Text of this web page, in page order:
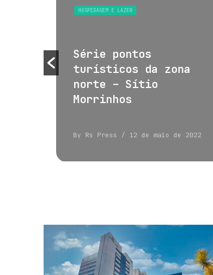
HOSPEDAGEM E LAZER
Série pontos
turísticos da zona
norte – Sítio
Morrinhos
By Rs Press / 12 de maio de 2022